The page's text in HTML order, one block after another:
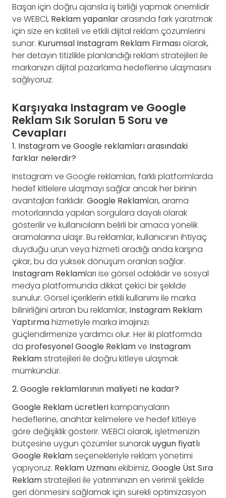
Başarı için doğru ajansla iş birliği yapmak önemlidir
ve WEBCİ, Reklam yapanlararasında fark yaratmak
için size en kaliteli ve etkili dijital reklam çözümlerini
sunar. Kurumsal Instagram Reklam Firmasıolarak,
her detayın titizlikle planlandığı reklam stratejileri ile
markanızın dijital pazarlama hedeflerine ulaşmasını
sağlıyoruz.
Karşıyaka Instagram ve Google
Reklam Sık Sorulan 5 Soru ve
Cevapları
1. Instagram ve Google reklamları arasındaki
farklar nelerdir?
Instagram ve Google reklamları, farklı platformlarda
hedef kitlelere ulaşmayı sağlar ancak her birinin
avantajları farklıdır. Google Reklamları, arama
motorlarında yapılan sorgulara dayalı olarak
gösterilir ve kullanıcıların belirli bir amaca yönelik
aramalarına ulaşır. Bu reklamlar, kullanıcının ihtiyaç
duyduğu ürün veya hizmeti aradığı anda karşına
çıkar, bu da yüksek dönüşüm oranları sağlar.
Instagram Reklamları ise görsel odaklıdır ve sosyal
medya platformunda dikkat çekici bir şekilde
sunulur. Görsel içeriklerin etkili kullanımı ile marka
bilinirliğini artıran bu reklamlar, Instagram Reklam
Yaptırmahizmetiyle marka imajınızı
güçlendirmenize yardımcı olur. Her iki platformda
da profesyonel Google Reklamve Instagram
Reklamstratejileri ile doğru kitleye ulaşmak
mümkündür.
2. Google reklamlarının maliyeti ne kadar?
Google Reklam ücretlerikampanyaların
hedeflerine, anahtar kelimelere ve hedef kitleye
göre değişiklik gösterir. WEBCİ olarak, işletmenizin
bütçesine uygun çözümler sunarakuygun fiyatlı
Google Reklamseçenekleriyle reklam yönetimi
yapıyoruz. Reklam Uzmanıekibimiz, Google Üst Sıra
Reklamstratejileri ile yatırımınızın en verimli şekilde
geri dönmesini sağlamak için sürekli optimizasyon